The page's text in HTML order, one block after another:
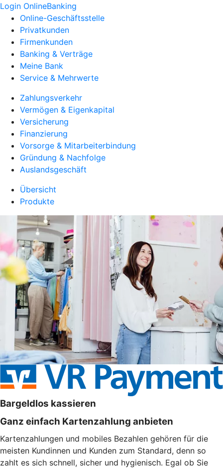
Login OnlineBanking
Online-Geschäftsstelle
Privatkunden
Firmenkunden
Banking & Verträge
Meine Bank
Service & Mehrwerte
Zahlungsverkehr
Vermögen & Eigenkapital
Versicherung
Finanzierung
Vorsorge & Mitarbeiterbindung
Gründung & Nachfolge
Auslandsgeschäft
Übersicht
Produkte
Bargeldlos kassieren
Ganz einfach Kartenzahlung anbieten
Kartenzahlungen und mobiles Bezahlen gehören für die
meisten Kundinnen und Kunden zum Standard, denn so
zahlt es sich schnell, sicher und hygienisch. Egal ob Sie